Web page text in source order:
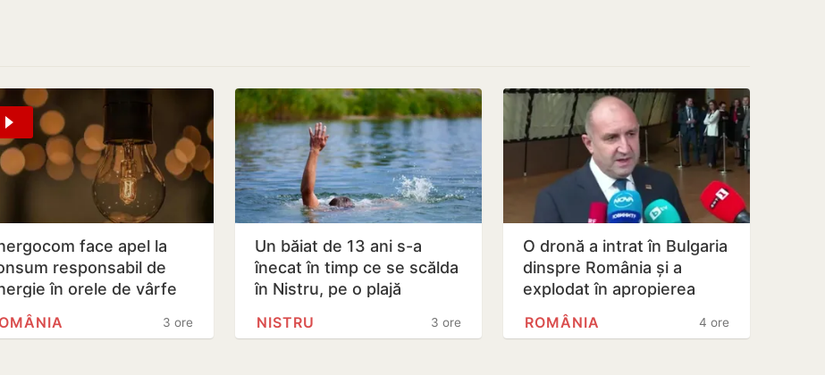
face apel la
responsabil de
în orele de vârfe
3 ore
Un băiat de 13 ani s-a
înecat în timp ce se scălda
în Nistru, pe o plajă
3 ore
NISTRU
O dronă a intrat în Bulgaria
dinspre România și a
explodat în apropierea
unui gazoduct
4 ore
ROMÂNIA